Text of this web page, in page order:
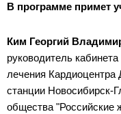
В программе примет
Ким Георгий
руководитель
лечения
станции Новосибирск-
общества